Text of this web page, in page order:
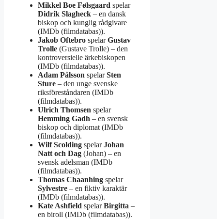
Mikkel Boe Følsgaard spelar
Didrik Slagheck – en dansk
biskop och kunglig rådgivare
(IMDb (filmdatabas)).
Jakob Oftebro spelarGustav
Trolle (Gustave Trolle) – den
kontroversielle ärkebiskopen
(IMDb (filmdatabas)).
Adam Pålsson spelarSten
Sture – den unge svenske
riksföreståndaren (IMDb
(filmdatabas)).
Ulrich Thomsen spelar
Hemming Gadh – en svensk
biskop och diplomat (IMDb
(filmdatabas)).
Wilf Scolding spelarJohan
Natt och Dag (Johan) – en
svensk adelsman (IMDb
(filmdatabas)).
Thomas Chaanhing spelar
Sylvestre – en fiktiv karaktär
(IMDb (filmdatabas)).
Kate Ashfield spelarBirgitta –
en biroll (IMDb (filmdatabas)).